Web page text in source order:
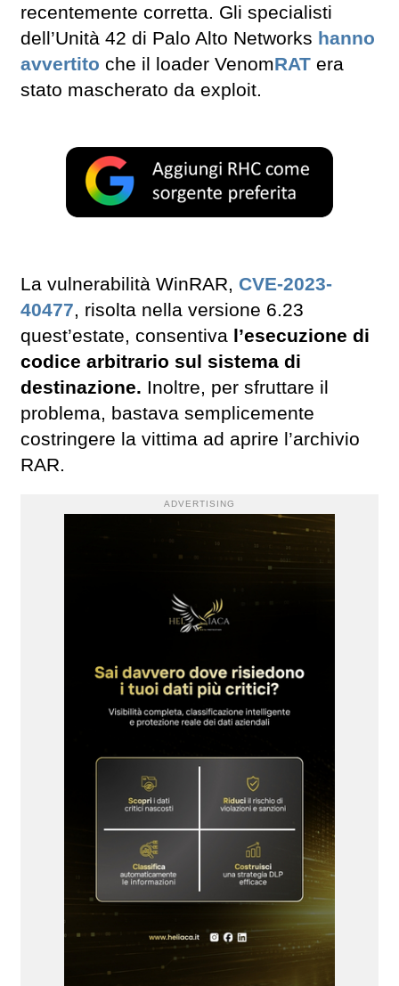
recentemente corretta. Gli specialisti
dell’Unità 42 di Palo Alto Networks hanno
avvertito che il loader VenomRAT era
stato mascherato da exploit.
La vulnerabilità WinRAR, CVE-2023-
40477, risolta nella versione 6.23
quest’estate, consentiva l’esecuzione di
codice arbitrario sul sistema di
destinazione. Inoltre, per sfruttare il
problema, bastava semplicemente
costringere la vittima ad aprire l’archivio
RAR.
ADVERTISING